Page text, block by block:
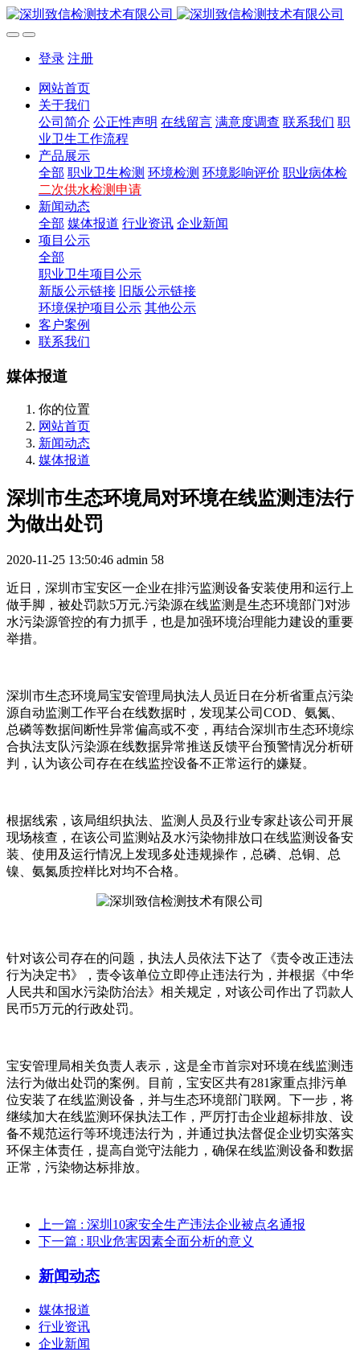
登录 注册
网站首页
关于我们
公司简介 公正性声明 在线留言 满意度调查 联系我们 职
业卫生工作流程
产品展示
全部 职业卫生检测 环境检测 环境影响评价 职业病体检
二次供水检测申请
新闻动态
全部 媒体报道 行业资讯 企业新闻
项目公示
全部
职业卫生项目公示
新版公示链接
旧版公示链接
环境保护项目公示 其他公示
客户案例
联系我们
媒体报道
你的位置
网站首页
新闻动态
媒体报道
深圳市生态环境局对环境在线监测违法行
为做出处罚
2020-11-25 13:50:46 admin 58
近日，深圳市宝安区一企业在排污监测设备安装使用和运行上
做手脚，被处罚款5万元.污染源在线监测是生态环境部门对涉
水污染源管控的有力抓手，也是加强环境治理能力建设的重要
举措。
深圳市生态环境局宝安管理局执法人员近日在分析省重点污染
源自动监测工作平台在线数据时，发现某公司COD、氨氮、
总磷等数据间断性异常偏高或不变，再结合深圳市生态环境综
合执法支队污染源在线数据异常推送反馈平台预警情况分析研
判，认为该公司存在在线监控设备不正常运行的嫌疑。
根据线索，该局组织执法、监测人员及行业专家赴该公司开展
现场核查，在该公司监测站及水污染物排放口在线监测设备安
装、使用及运行情况上发现多处违规操作，总磷、总铜、总
镍、氨氮质控样比对均不合格。
针对该公司存在的问题，执法人员依法下达了《责令改正违法
行为决定书》，责令该单位立即停止违法行为，并根据《中华
人民共和国水污染防治法》相关规定，对该公司作出了罚款人
民币5万元的行政处罚。
宝安管理局相关负责人表示，这是全市首宗对环境在线监测违
法行为做出处罚的案例。目前，宝安区共有281家重点排污单
位安装了在线监测设备，并与生态环境部门联网。下一步，将
继续加大在线监测环保执法工作，严厉打击企业超标排放、设
备不规范运行等环境违法行为，并通过执法督促企业切实落实
环保主体责任，提高自觉守法能力，确保在线监测设备和数据
正常，污染物达标排放。
上一篇 : 深圳10家安全生产违法企业被点名通报
下一篇 : 职业危害因素全面分析的意义
新闻动态
媒体报道
行业资讯
企业新闻